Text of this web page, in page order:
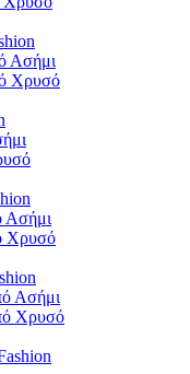
Ασήμι
Χρυσό
Ασήμι
Χρυσό
Ασήμι
Χρυσό